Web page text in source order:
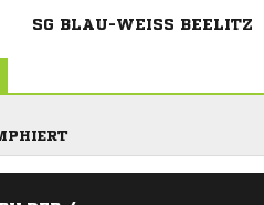
SG BLAU-WEISS BEELITZ